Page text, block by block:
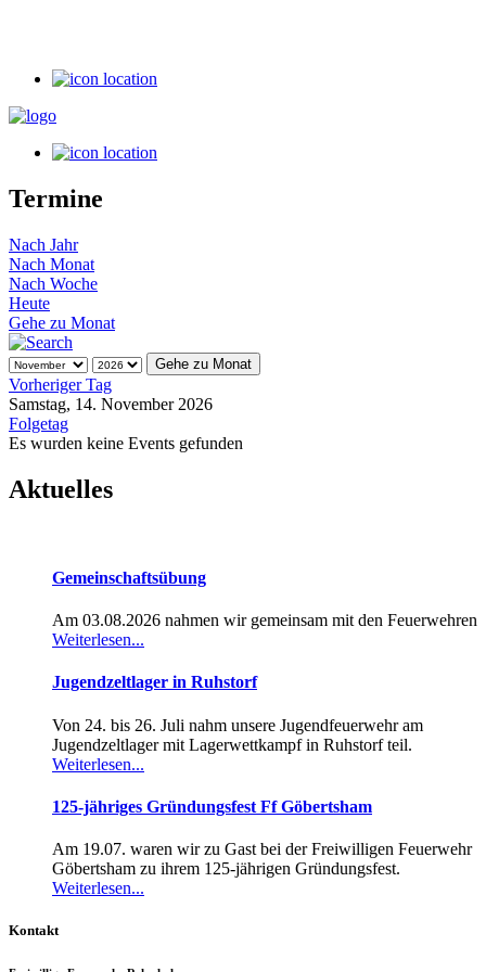
Termine
Nach Jahr
Nach Monat
Nach Woche
Heute
Gehe zu Monat
Gehe zu Monat
Vorheriger Tag
Samstag, 14. November 2026
Folgetag
Es wurden keine Events gefunden
Aktuelles
Gemeinschaftsübung
Am 03.08.2026 nahmen wir gemeinsam mit den Feuerwehren
Weiterlesen...
Jugendzeltlager in Ruhstorf
Von 24. bis 26. Juli nahm unsere Jugendfeuerwehr am
Jugendzeltlager mit Lagerwettkampf in Ruhstorf teil.
Weiterlesen...
125-jähriges Gründungsfest Ff Göbertsham
Am 19.07. waren wir zu Gast bei der Freiwilligen Feuerwehr
Göbertsham zu ihrem 125-jährigen Gründungsfest.
Weiterlesen...
Kontakt